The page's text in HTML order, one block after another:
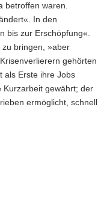
betroffen waren.
In den
bis zur Erschöpfung«.
zu bringen, »aber
gehörten
als Erste ihre Jobs
Kurzarbeit gewährt; der
ermöglicht, schnell